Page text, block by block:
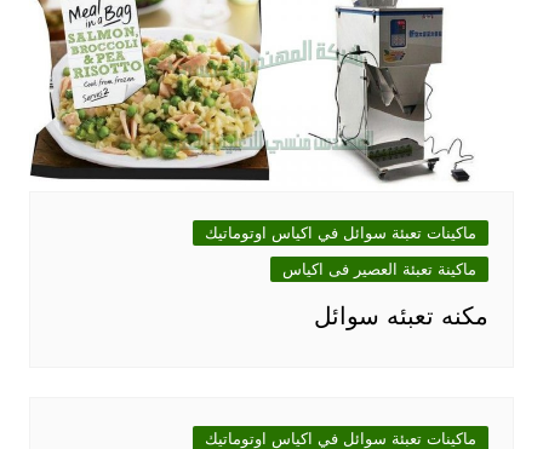
ماكينات تعبئة سوائل في اكياس اوتوماتيك
ماكينة تعبئة العصير فى اكياس
مكنه تعبئه سوائل
ماكينات تعبئة سوائل في اكياس اوتوماتيك